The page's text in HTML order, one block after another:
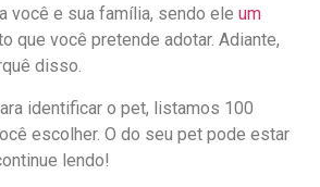
você e sua família, sendo ele um
que você pretende adotar. Adiante,
disso.
identificar o pet, listamos 100
escolher. O do seu pet pode estar
lendo!